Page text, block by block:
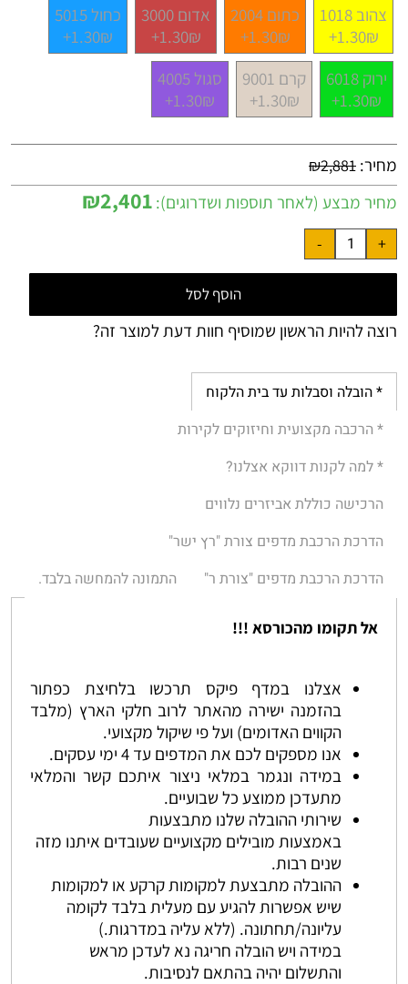
צהוב 1018
1.30₪+
כתום 2004
1.30₪+
אדום 3000
1.30₪+
כחול 5015
1.30₪+
ירוק 6018
1.30₪+
קרם 9001
1.30₪+
סגול 4005
1.30₪+
מחיר: ₪2,881
מחיר מבצע (לאחר תוספות ושדרוגים): ₪2,401
הוסף לסל
רוצה להיות הראשון שמוסיף חוות דעת למוצר זה?
* הובלה וסבלות עד בית הלקוח
* הרכבה מקצועית וחיזוקים לקירות
* למה לקנות דווקא אצלנו?
הרכישה כוללת אביזרים נלווים
הדרכת הרכבת מדפים צורת "רץ ישר"
הדרכת הרכבת מדפים "צורת ר"
התמונה להמחשה בלבד.
אל תקומו מהכורסא !!!
אצלנו במדף פיקס תרכשו בלחיצת כפתור
בהזמנה ישירה מהאתר לרוב חלקי הארץ (מלבד
הקווים האדומים) ועל פי שיקול מקצועי.
אנו מספקים לכם את המדפים עד 4 ימי עסקים.
במידה ונגמר במלאי ניצור איתכם קשר והמלאי
מתעדכן ממוצע כל שבועיים.
שירותי ההובלה שלנו מתבצעות
באמצעות מובילים מקצועיים שעובדים איתנו מזה
שנים רבות.
ההובלה מתבצעת למקומות קרקע או למקומות
שיש אפשרות להגיע עם מעלית בלבד לקומה
עליונה/תחתונה. (ללא עליה במדרגות.)
במידה ויש הובלה חריגה נא לעדכן מראש
והתשלום יהיה בהתאם לנסיבות.